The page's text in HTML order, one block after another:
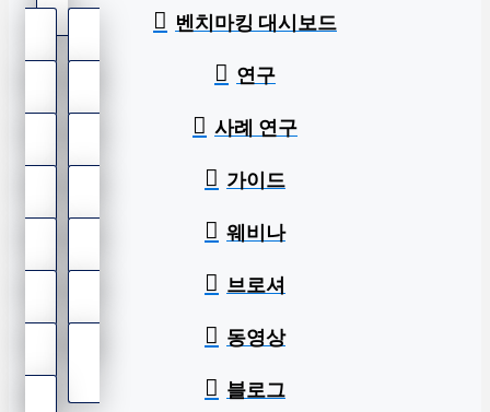
벤치마킹 대시보드
연구
사례 연구
가이드
웨비나
브로셔
동영상
블로그